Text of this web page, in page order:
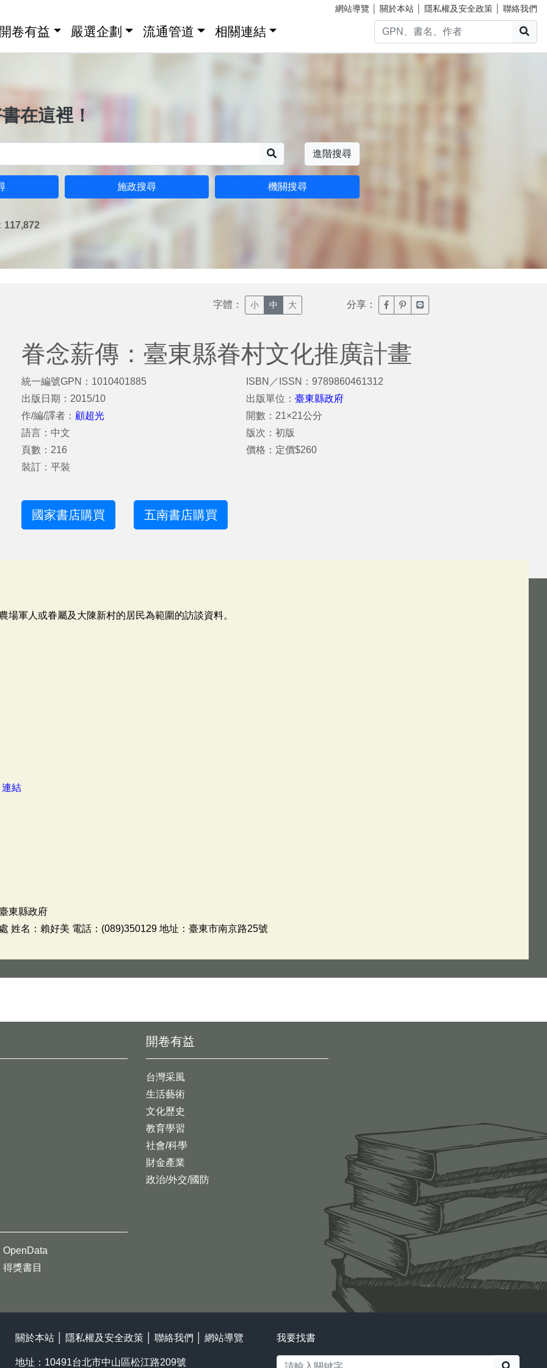
網站導覽 關於本站 隱私權及安全政策 聯絡我們
卷有益 嚴選企劃 流通管道 相關連結
在這裡！
進階搜尋
施政搜尋 機關搜尋
117,872
字體： 小 中 大 分享： 臉書分享(另開新視窗)
噗浪分享(另開新視窗)
Line分享(另開新視窗)
眷念薪傳：臺東縣眷村文化推廣計畫
統一編號GPN：1010401885
出版日期：2015/10
作/編/譯者： 顧超光
語言：中文
頁數：216
裝訂：平裝
ISBN／ISSN：9789860461312
出版單位：臺東縣政府
開數：21×21公分
版次：初版
價格：定價$260
國家書店購買 五南書店購買
場軍人或眷屬及大陳新村的居民為範圍的訪談資料。
連結
東縣政府
姓名：賴好美 電話：(089)350129 地址：臺東市南京路25號
開卷有益
台灣采風
生活藝術
文化歷史
教育學習
社會/科學
財金產業
政治/外交/國防
OpenData
得獎書目
關於本站 隱私權及安全政策 聯絡我們 網站導覽
地址：10491台北市中山區松江路209號
我要找書